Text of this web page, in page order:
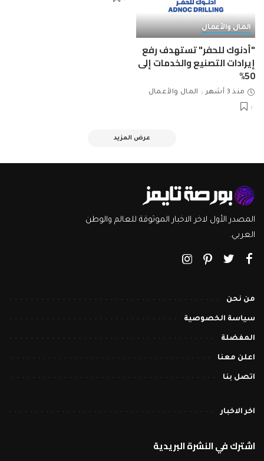
المال والأعمال
"أدنوك للحفر" تستهدف رفع
إيرادات التصنيع والخدمات إلى
50%
منذ 3 أشهر المال والأعمال
عرض المزيد
المصدر الأول لاخر الاخبار الموثوقة للعالم والوطن
العربي.
من نحن
سياسة الخصوصية
المفضلة
اعلن معنا
اتصل بنا
اخر الاخبار
اشترك في النشرة البريدية